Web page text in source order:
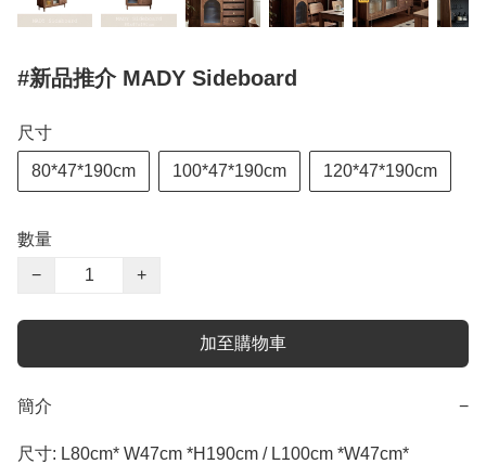
#新品推介 MADY Sideboard
尺寸
80*47*190cm 100*47*190cm 120*47*190cm
數量
−
+
加至購物車
簡介 −
尺寸: L80cm* W47cm *H190cm / L100cm *W47cm*